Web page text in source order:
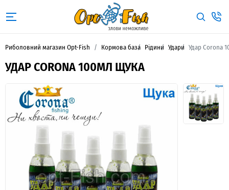
Риболовний магазин Opt-Fish Кормова база Рідини Удари Удар Corona
УДАР CORONA 100МЛ ЩУКА